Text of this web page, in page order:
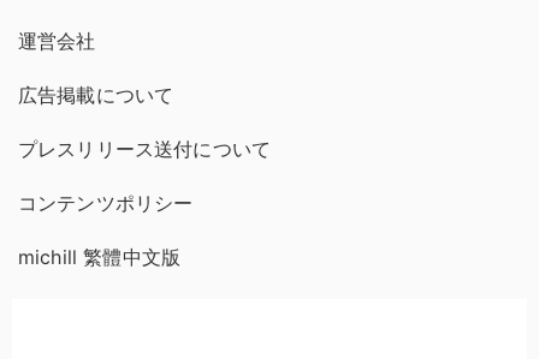
運営会社
広告掲載について
プレスリリース送付について
コンテンツポリシー
michill 繁體中文版